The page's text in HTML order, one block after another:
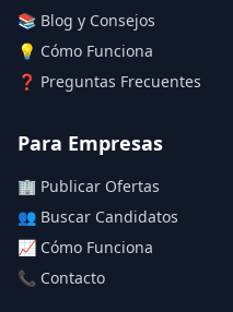
📚 Blog y Consejos
💡 Cómo Funciona
❓ Preguntas Frecuentes
Para Empresas
🏢 Publicar Ofertas
👥 Buscar Candidatos
📈 Cómo Funciona
📞 Contacto